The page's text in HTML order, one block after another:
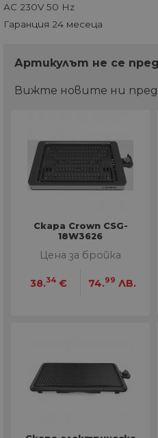
AC 230V 50 Hz
Гаранция 24 месеца
Артикулът не се
Вижте новите ни
Скара Crown CSG-
18W3626
Цена за бройка
38.34 € 74.99 ЛВ.